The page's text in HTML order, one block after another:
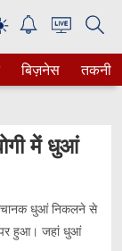
बिज़नेस तकनीक
में धुआं
अचानक धुआं निकलने से
पर हुआ। जहां धुआं